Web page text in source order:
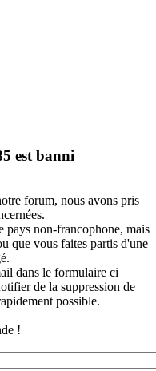
est banni
forum, nous avons pris
pays non-francophone, mais
que vous faites partis d'une
dans le formulaire ci
de la suppression de
possible.
!